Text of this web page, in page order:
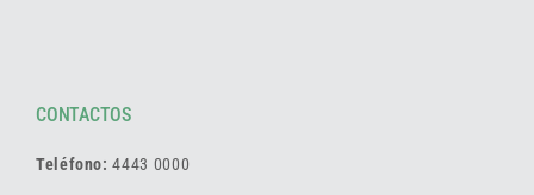
CONTACTOS
Teléfono: 4443 0000